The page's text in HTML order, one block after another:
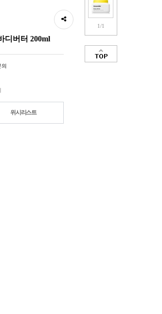
1/1
디버터 200ml
의
위시리스트